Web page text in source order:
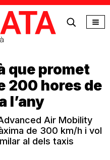
que promet
200 hores de
l’any
Air Mobility
de 300 km/h i vol
al dels taxis